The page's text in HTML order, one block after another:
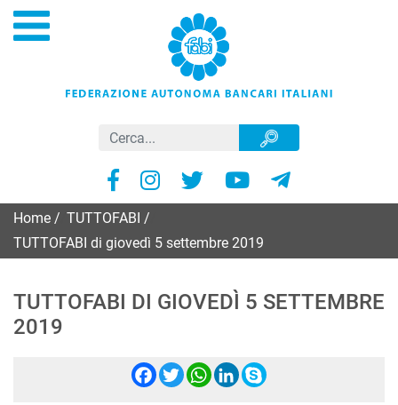
Home TUTTOFABI
TUTTOFABI di giovedì 5 settembre 2019
TUTTOFABI DI GIOVEDÌ 5 SETTEMBRE
2019
Facebook
Twitter
WhatsApp
LinkedIn
Skype